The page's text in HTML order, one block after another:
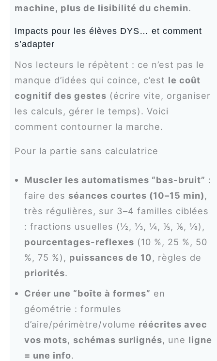
machine, plus de lisibilité du chemin.
Impacts pour les élèves DYS… et comment
s’adapter
Nos lecteurs le répètent : ce n’est pas le
manque d’idées qui coince, c’est le coût
cognitif des gestes (écrire vite, organiser
les calculs, gérer le temps). Voici
comment contourner la marche.
Pour la partie sans calculatrice
Muscler les automatismes “bas-bruit” :
faire des séances courtes (10–15 min),
très régulières, sur 3–4 familles ciblées
: fractions usuelles (½, ⅓, ¼, ⅕, ⅙, ⅛),
pourcentages-reflexes (10 %, 25 %, 50
%, 75 %), puissances de 10, règles de
priorités.
Créer une “boîte à formes” en
géométrie : formules
d’aire/périmètre/volume réécrites avec
vos mots, schémas surlignés, une ligne
= une info.